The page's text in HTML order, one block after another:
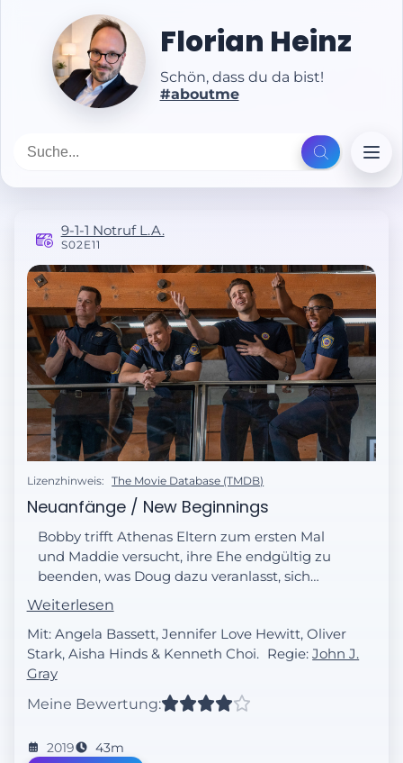
Florian Heinz
Schön, dass du da bist!
#aboutme
9-1-1 Notruf L.A.
S02E11
Lizenzhinweis: The Movie Database (TMDB)
Neuanfänge / New Beginnings
Bobby trifft Athenas Eltern zum ersten Mal
und Maddie versucht, ihre Ehe endgültig zu
beenden, was Doug dazu veranlasst, sich
noch tiefer in Chimneys Leben
einzumischen. Währenddessen stürzt ein
Tanker mit einem Tigerhai auf der
Autobahn ab und ein Gasleck im Büro eines
plastischen Chirurgen entsteht während
der Operation.
Weiterlesen
Mit: Angela Bassett, Jennifer Love Hewitt, Oliver
Stark, Aisha Hinds & Kenneth Choi. Regie:John J.
Gray
Meine Bewertung:
2019 43m